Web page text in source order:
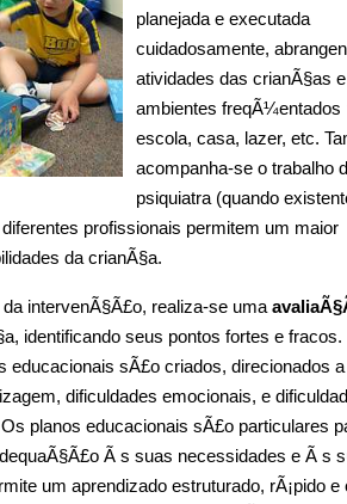
planejada e executada
cuidadosamente,
atividades das crianÃ§as
ambientes freqÃ¼entados
escola, casa, lazer, etc.
acompanha-se o trabalho
psiquiatra (quando
profissionais permitem um maior
da crianÃ§a.
intervenÃ§Ã£o, realiza-se uma
identificando seus pontos fortes e
educacionais sÃ£o criados, direcionados a
dificuldades emocionais, e
planos educacionais sÃ£o particulares
Ã s suas necessidades e Ã s
um aprendizado estruturado, rÃ¡pido e